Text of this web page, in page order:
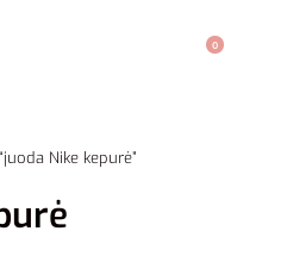
0
Nike kepurė”